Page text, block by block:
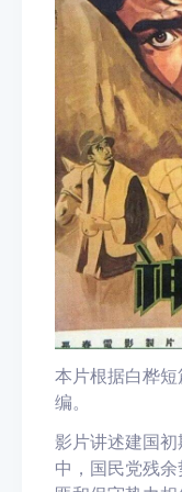
本片根据白桦
编。
影片讲述建国
中，国民党残